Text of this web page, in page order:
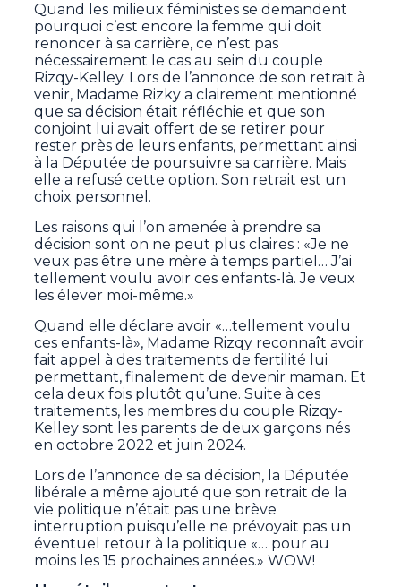
Quand les milieux féministes se demandent
pourquoi c’est encore la femme qui doit
renoncer à sa carrière, ce n’est pas
nécessairement le cas au sein du couple
Rizqy-Kelley. Lors de l’annonce de son retrait à
venir, Madame Rizky a clairement mentionné
que sa décision était réfléchie et que son
conjoint lui avait offert de se retirer pour
rester près de leurs enfants, permettant ainsi
à la Députée de poursuivre sa carrière. Mais
elle a refusé cette option. Son retrait est un
choix personnel.
Les raisons qui l’on amenée à prendre sa
décision sont on ne peut plus claires : «Je ne
veux pas être une mère à temps partiel… J’ai
tellement voulu avoir ces enfants-là. Je veux
les élever moi-même.»
Quand elle déclare avoir «…tellement voulu
ces enfants-là», Madame Rizqy reconnaît avoir
fait appel à des traitements de fertilité lui
permettant, finalement de devenir maman. Et
cela deux fois plutôt qu’une. Suite à ces
traitements, les membres du couple Rizqy-
Kelley sont les parents de deux garçons nés
en octobre 2022 et juin 2024.
Lors de l’annonce de sa décision, la Députée
libérale a même ajouté que son retrait de la
vie politique n’était pas une brève
interruption puisqu’elle ne prévoyait pas un
éventuel retour à la politique «… pour au
moins les 15 prochaines années.» WOW!